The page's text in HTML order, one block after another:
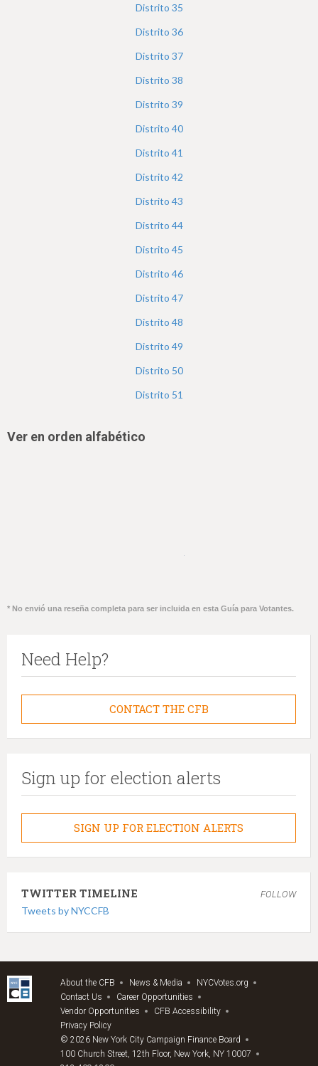
Distrito 35
Distrito 36
Distrito 37
Distrito 38
Distrito 39
Distrito 40
Distrito 41
Distrito 42
Distrito 43
Distrito 44
Distrito 45
Distrito 46
Distrito 47
Distrito 48
Distrito 49
Distrito 50
Distrito 51
Ver en orden alfabético
* No envió una reseña completa para ser incluida en esta Guía para Votantes.
Need Help?
CONTACT THE CFB
Sign up for election alerts
SIGN UP FOR ELECTION ALERTS
TWITTER TIMELINE FOLLOW
Tweets by NYCCFB
About the CFB News & Media
NYCVotes.org
Contact Us
Career Opportunities
Vendor Opportunities
CFB Accessibility
Privacy Policy
© 2026 New York City Campaign Finance Board
100 Church Street, 12th Floor, New York, NY 10007